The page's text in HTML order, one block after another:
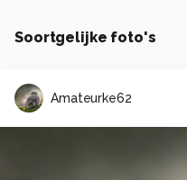
Soortgelijke foto's
Amateurke62